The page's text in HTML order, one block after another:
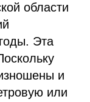
области
Эта
и
или